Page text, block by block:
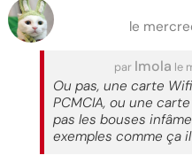
le
par Imola le
Ou pas, une carte
PCMCIA, ou une
pas les bouses
exemples comme ça